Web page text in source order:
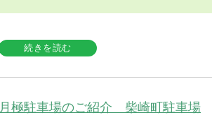
続きを読む
月極駐車場のご紹介 柴崎町駐車場